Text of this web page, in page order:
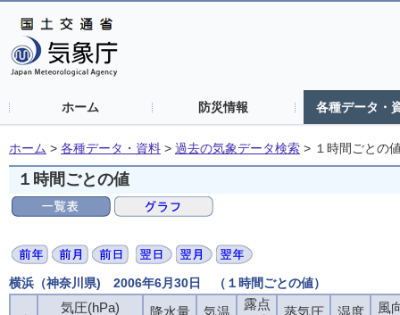
ホーム 防災情報 各種データ・
ホーム > 各種データ・資料 > 過去の気象データ検索 > １時間ごとの
１時間ごとの値
横浜（神奈川県) 2006年6月30日 （１時間ごとの値）
気圧(hPa)
降水量
気温
露点
蒸気圧
湿度
風
気圧(hPa)
降水量
気温
露点
蒸気圧
湿度
風
気圧(hPa)
降水量
気温
露点
蒸気圧
湿度
風
気圧(hPa)
降水量
気温
露点
蒸気圧
湿度
風